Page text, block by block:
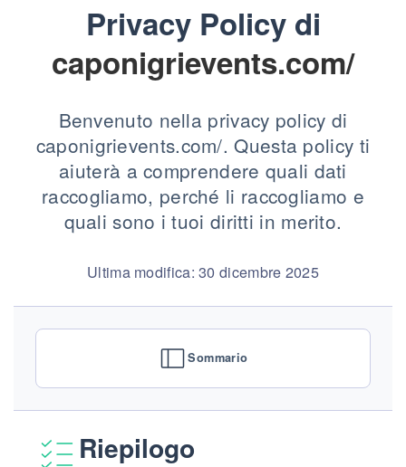
Privacy Policy di
caponigrievents.com/
Benvenuto nella privacy policy di
caponigrievents.com/. Questa policy ti
aiuterà a comprendere quali dati
raccogliamo, perché li raccogliamo e
quali sono i tuoi diritti in merito.
Ultima modifica: 30 dicembre 2025
Sommario
Riepilogo